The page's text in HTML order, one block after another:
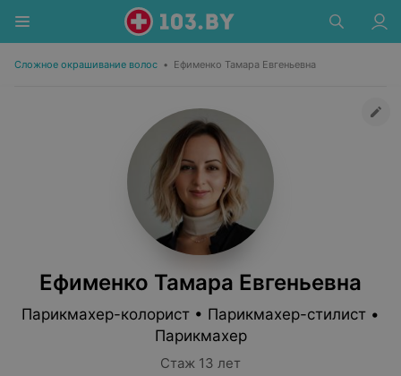
Сложное окрашивание волос • Ефименко Тамара Евгеньевна
Ефименко Тамара Евгеньевна
Парикмахер-колорист • Парикмахер-стилист •
Парикмахер
Стаж 13 лет